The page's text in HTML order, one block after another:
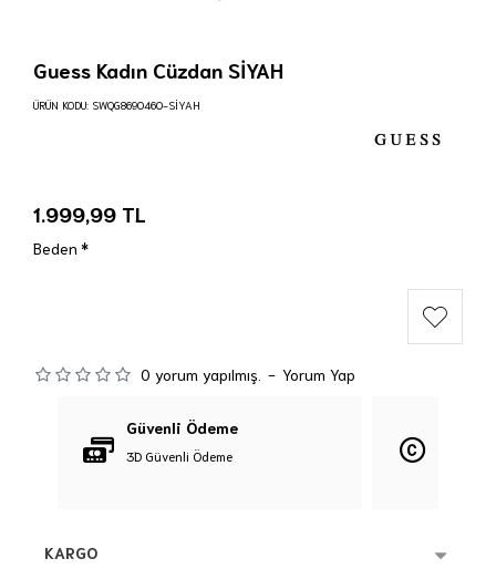
Guess Kadın Cüzdan SİYAH
0 yorum yapılmış. - Yorum Yap
1.999,99 TL
ÜRÜN KODU: SWQG8690460-SİYAH
Beden
Güvenli Ödeme
3D Güvenli Ödeme
KARGO